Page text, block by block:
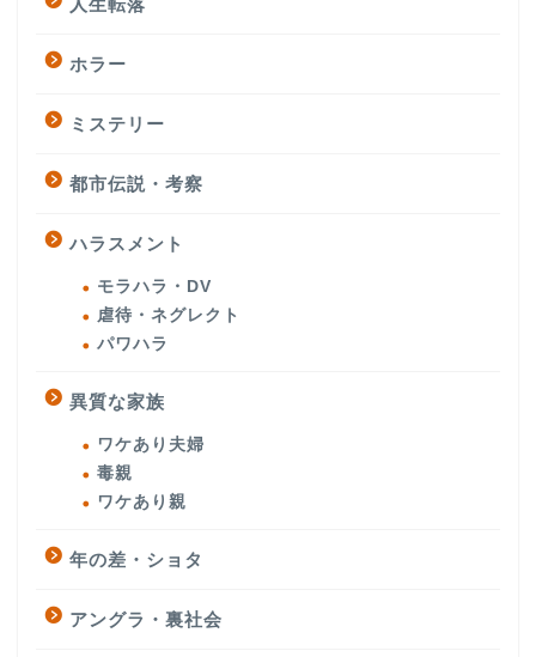
ホラー
ミステリー
都市伝説・考察
ハラスメント
モラハラ・DV
虐待・ネグレクト
パワハラ
異質な家族
ワケあり夫婦
毒親
ワケあり親
年の差・ショタ
アングラ・裏社会